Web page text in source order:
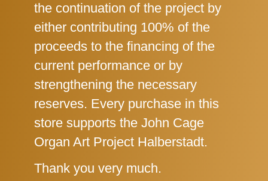
the continuation of the project by
either contributing 100% of the
proceeds to the financing of the
current performance or by
strengthening the necessary
reserves. Every purchase in this
store supports the John Cage
Organ Art Project Halberstadt.
Thank you very much.